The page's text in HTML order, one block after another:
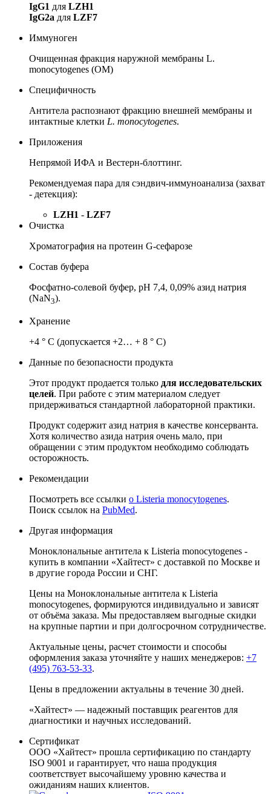
IgG1 для LZH1
IgG2a для LZF7
Иммуноген
Очищенная фракция наружной мембраны L.
monocytogenes (OM)
Специфичность
Антитела распознают фракцию внешней мембраны и
интактные клетки L. monocytogenes.
Приложения
Непрямой ИФА и Вестерн-блоттинг.
Рекомендуемая пара для сэндвич-иммуноанализа (захват
- детекция):
LZH1 - LZF7
Очистка
Хроматография на протеин G-сефарозе
Состав буфера
Фосфатно-солевой буфер, pH 7,4, 0,09% азид натрия
(NaN3).
Хранение
+4 ° C (допускается +2… + 8 ° C)
Данные по безопасности продукта
Этот продукт продается только для исследовательских
целей. При работе с этим материалом следует
придерживаться стандартной лабораторной практики.
Продукт содержит азид натрия в качестве консерванта.
Хотя количество азида натрия очень мало, при
обращении с этим продуктом необходимо соблюдать
осторожность.
Рекомендации
Посмотреть все ссылки о Listeria monocytogenes.
Поиск ссылок на PubMed.
Другая информация
Моноклональные антитела к Listeria monocytogenes -
купить в компании «Хайтест» с доставкой по Москве и
в другие города России и СНГ.
Цены на Моноклональные антитела к Listeria
monocytogenes, формируются индивидуально и зависят
от объёма заказа. Мы предоставляем выгодные скидки
на крупные партии и при долгосрочном сотрудничестве.
Актуальные цены, расчет стоимости и способы
оформления заказа уточняйте у наших менеджеров: +7
(495) 763-53-33.
Цены в предложении актуальны в течение 30 дней.
«Хайтест» — надежный поставщик реагентов для
диагностики и научных исследований.
Сертификат
ООО «Хайтест» прошла сертификацию по стандарту
ISO 9001 и гарантирует, что наша продукция
соответствует высочайшему уровню качества и
ожиданиям наших клиентов.